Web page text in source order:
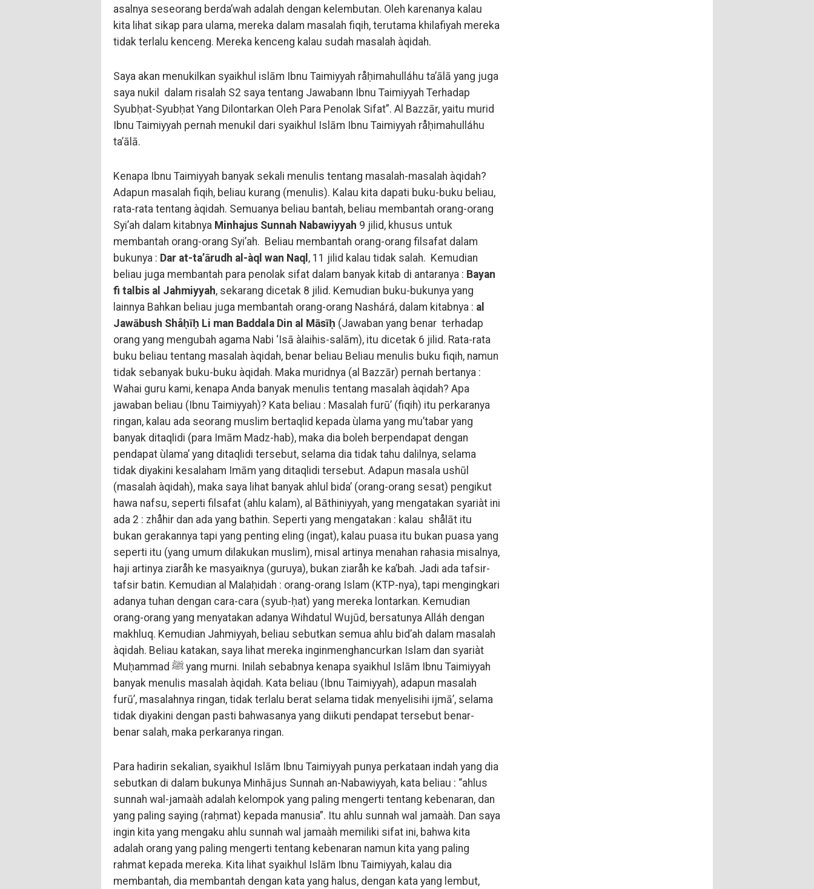
asalnya seseorang berda’wah adalah dengan kelembutan. Oleh karenanya kalau
kita lihat sikap para ulama, mereka dalam masalah fiqih, terutama khilafiyah mereka
tidak terlalu kenceng. Mereka kenceng kalau sudah masalah àqidah.
Saya akan menukilkan syaikhul islām Ibnu Taimiyyah råḥimahullǻhu ta’ālā yang juga
saya nukil dalam risalah S2 saya tentang Jawabann Ibnu Taimiyyah Terhadap
Syubḥat-Syubḥat Yang Dilontarkan Oleh Para Penolak Sifat”. Al Bazzār, yaitu murid
Ibnu Taimiyyah pernah menukil dari syaikhul Islām Ibnu Taimiyyah råḥimahullǻhu
ta’ālā.
Kenapa Ibnu Taimiyyah banyak sekali menulis tentang masalah-masalah àqidah?
Adapun masalah fiqih, beliau kurang (menulis). Kalau kita dapati buku-buku beliau,
rata-rata tentang àqidah. Semuanya beliau bantah, beliau membantah orang-orang
Syi’ah dalam kitabnya Minhajus Sunnah Nabawiyyah 9 jilid, khusus untuk
membantah orang-orang Syi’ah. Beliau membantah orang-orang filsafat dalam
bukunya : Dar at-ta’ārudh al-àql wan Naql , 11 jilid kalau tidak salah. Kemudian
beliau juga membantah para penolak sifat dalam banyak kitab di antaranya : Bayan
fi talbis al Jahmiyyah, sekarang dicetak 8 jilid. Kemudian buku-bukunya yang
lainnya Bahkan beliau juga membantah orang-orang Nashǻrǻ, dalam kitabnya : al
Jawābush Shåḥīḥ Li man Baddala Din al Māsīḥ (Jawaban yang benar terhadap
orang yang mengubah agama Nabi ‘Isā àlaihis-salām), itu dicetak 6 jilid. Rata-rata
buku beliau tentang masalah àqidah, benar beliau Beliau menulis buku fiqih, namun
tidak sebanyak buku-buku àqidah. Maka muridnya (al Bazzār) pernah bertanya :
Wahai guru kami, kenapa Anda banyak menulis tentang masalah àqidah? Apa
jawaban beliau (Ibnu Taimiyyah)? Kata beliau : Masalah furū’ (fiqih) itu perkaranya
ringan, kalau ada seorang muslim bertaqlid kepada ùlama yang mu’tabar yang
banyak ditaqlidi (para Imām Madz-hab), maka dia boleh berpendapat dengan
pendapat ùlama’ yang ditaqlidi tersebut, selama dia tidak tahu dalilnya, selama
tidak diyakini kesalaham Imām yang ditaqlidi tersebut. Adapun masala ushūl
(masalah àqidah), maka saya lihat banyak ahlul bida’ (orang-orang sesat) pengikut
hawa nafsu, seperti filsafat (ahlu kalam), al Bāthiniyyah, yang mengatakan syariàt ini
ada 2 : zhåhir dan ada yang bathin. Seperti yang mengatakan : kalau shålāt itu
bukan gerakannya tapi yang penting eling (ingat), kalau puasa itu bukan puasa yang
seperti itu (yang umum dilakukan muslim), misal artinya menahan rahasia misalnya,
haji artinya ziaråh ke masyaiknya (guruya), bukan ziaråh ke ka’bah. Jadi ada tafsir-
tafsir batin. Kemudian al Malaḥidah : orang-orang Islam (KTP-nya), tapi mengingkari
adanya tuhan dengan cara-cara (syub-ḥat) yang mereka lontarkan. Kemudian
orang-orang yang menyatakan adanya Wihdatul Wujūd, bersatunya Allǻh dengan
makhluq. Kemudian Jahmiyyah, beliau sebutkan semua ahlu bid’ah dalam masalah
àqidah. Beliau katakan, saya lihat mereka inginmenghancurkan Islam dan syariàt
Muḥammad ﷺ yang murni. Inilah sebabnya kenapa syaikhul Islām Ibnu Taimiyyah
banyak menulis masalah àqidah. Kata beliau (Ibnu Taimiyyah), adapun masalah
furū’, masalahnya ringan, tidak terlalu berat selama tidak menyelisihi ijmā’, selama
tidak diyakini dengan pasti bahwasanya yang diikuti pendapat tersebut benar-
benar salah, maka perkaranya ringan.
Para hadirin sekalian, syaikhul Islām Ibnu Taimiyyah punya perkataan indah yang dia
sebutkan di dalam bukunya Minhājus Sunnah an-Nabawiyyah, kata beliau : “ahlus
sunnah wal-jamaàh adalah kelompok yang paling mengerti tentang kebenaran, dan
yang paling saying (raḥmat) kepada manusia”. Itu ahlu sunnah wal jamaàh. Dan saya
ingin kita yang mengaku ahlu sunnah wal jamaàh memiliki sifat ini, bahwa kita
adalah orang yang paling mengerti tentang kebenaran namun kita yang paling
rahmat kepada mereka. Kita lihat syaikhul Islām Ibnu Taimiyyah, kalau dia
membantah, dia membantah dengan kata yang halus, dengan kata yang lembut,